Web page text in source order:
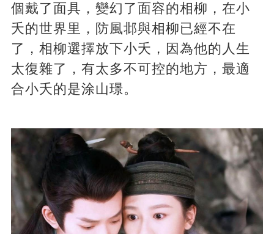
個戴了面具，變幻了面容的相柳，在小
夭的世界里，防風邶與相柳已經不在
了，相柳選擇放下小夭，因為他的人生
太復雜了，有太多不可控的地方，最適
合小夭的是涂山璟。